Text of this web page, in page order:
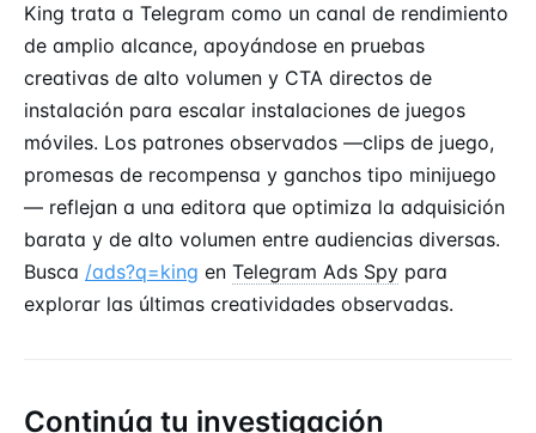
King trata a Telegram como un canal de rendimiento
de amplio alcance, apoyándose en pruebas
creativas de alto volumen y CTA directos de
instalación para escalar instalaciones de juegos
móviles. Los patrones observados —clips de juego,
promesas de recompensa y ganchos tipo minijuego
— reflejan a una editora que optimiza la adquisición
barata y de alto volumen entre audiencias diversas.
Busca /ads?q=king en Telegram Ads Spy para
explorar las últimas creatividades observadas.
Continúa tu investigación